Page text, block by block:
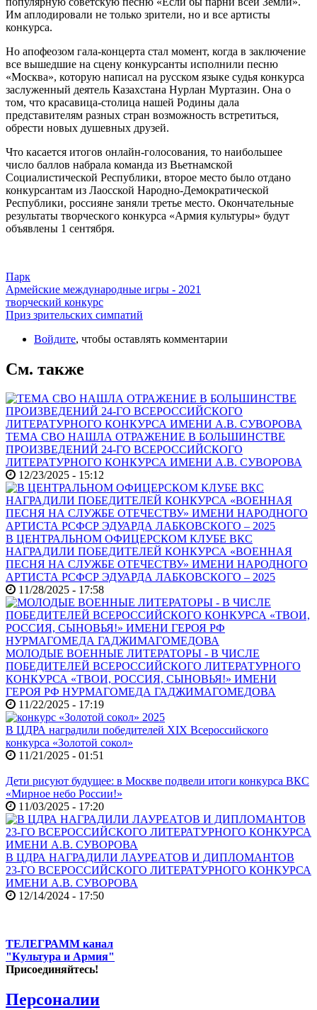
Им аплодировали не только зрители, но и все артисты
конкурса.
Но апофеозом гала-концерта стал момент, когда в заключение
все вышедшие на сцену конкурсанты исполнили песню
«Москва», которую написал на русском языке судья конкурса
заслуженный деятель Казахстана Нурлан Муртазин. Она о
том, что красавица-столица нашей Родины дала
представителям разных стран возможность встретиться,
обрести новых душевных друзей.
Что касается итогов онлайн-голосования, то наибольшее
число баллов набрала команда из Вьетнамской
Социалистической Республики, второе место было отдано
конкурсантам из Лаосской Народно-Демократической
Республики, россияне заняли третье место. Окончательные
результаты творческого конкурса «Армия культуры» будут
объявлены 1 сентября.
Парк
Армейские международные игры - 2021
творческий конкурс
Приз зрительских симпатий
Войдите, чтобы оставлять комментарии
См. также
ТЕМА СВО НАШЛА ОТРАЖЕНИЕ В БОЛЬШИНСТВЕ
ПРОИЗВЕДЕНИЙ 24-ГО ВСЕРОССИЙСКОГО
ЛИТЕРАТУРНОГО КОНКУРСА ИМЕНИ А.В. СУВОРОВА
12/23/2025 - 15:12
В ЦЕНТРАЛЬНОМ ОФИЦЕРСКОМ КЛУБЕ ВКС
НАГРАДИЛИ ПОБЕДИТЕЛЕЙ КОНКУРСА «ВОЕННАЯ
ПЕСНЯ НА СЛУЖБЕ ОТЕЧЕСТВУ» ИМЕНИ НАРОДНОГО
АРТИСТА РСФСР ЭДУАРДА ЛАБКОВСКОГО – 2025
11/28/2025 - 17:58
МОЛОДЫЕ ВОЕННЫЕ ЛИТЕРАТОРЫ - В ЧИСЛЕ
ПОБЕДИТЕЛЕЙ ВСЕРОССИЙСКОГО ЛИТЕРАТУРНОГО
КОНКУРСА «ТВОИ, РОССИЯ, СЫНОВЬЯ!» ИМЕНИ
ГЕРОЯ РФ НУРМАГОМЕДА ГАДЖИМАГОМЕДОВА
11/22/2025 - 17:19
В ЦДРА наградили победителей XIX Всероссийского
конкурса «Золотой сокол»
11/21/2025 - 01:51
Дети рисуют будущее: в Москве подвели итоги конкурса ВКС
«Мирное небо России!»
11/03/2025 - 17:20
В ЦДРА НАГРАДИЛИ ЛАУРЕАТОВ И ДИПЛОМАНТОВ
23-ГО ВСЕРОССИЙСКОГО ЛИТЕРАТУРНОГО КОНКУРСА
ИМЕНИ А.В. СУВОРОВА
12/14/2024 - 17:50
ТЕЛЕГРАММ канал
"Культура и Армия"
Присоединяйтесь!
Персоналии